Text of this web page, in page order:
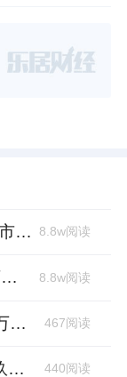
信达繁花里7月劲销0.87亿登顶市桥，成交套数并列番禺第一 8.8w阅读
保利翡丽甲第前7月网签28亿摘荔湾销冠，黄伟强功不可没 8.8w阅读
番禺万博豪宅比邻榜揭晓 长隆万博悦府凭“顶配资源”登顶 467阅读
78㎡做出90㎡的居住感？中建玖合·未来方洲“空间魔法”深度解析 440阅读